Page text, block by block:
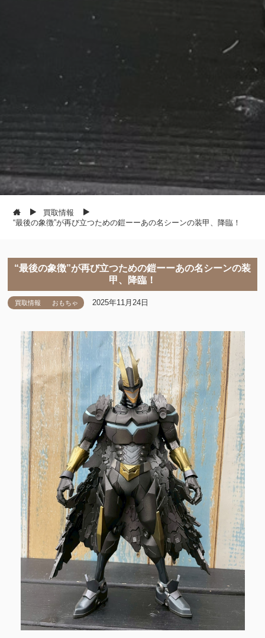
買取情報
“最後の象徴”が再び立つための鎧ーーあの名シーンの装甲、降臨！
“最後の象徴”が再び立つための鎧ーーあの名シーンの装
甲、降臨！
買取情報 おもちゃ 2025年11月24日